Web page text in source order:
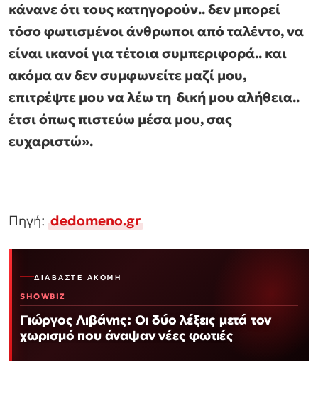
κάνανε ότι τους κατηγορούν.. δεν μπορεί
τόσο φωτισμένοι άνθρωποι από ταλέντο, να
είναι ικανοί για τέτοια συμπεριφορά.. και
ακόμα αν δεν συμφωνείτε μαζί μου,
επιτρέψτε μου να λέω τη δική μου αλήθεια..
έτσι όπως πιστεύω μέσα μου, σας
ευχαριστώ».
Πηγή:dedomeno.gr
ΔΙΑΒΆΣΤΕ ΑΚΌΜΗ
SHOWBIZ
Γιώργος Λιβάνης: Οι δύο λέξεις μετά τον
χωρισμό που άναψαν νέες φωτιές